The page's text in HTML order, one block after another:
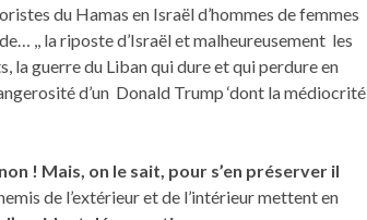
du Hamas en Israël d’hommes de femmes
,, la riposte d’Israël et malheureusement les
guerre du Liban qui dure et qui perdure en
d’un Donald Trump ‘dont la médiocrité
! Mais, on le sait, pour s’en préserver il
de l’extérieur et de l’intérieur mettent en